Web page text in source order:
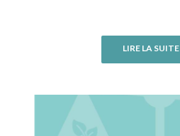
LIRE LA SUITE